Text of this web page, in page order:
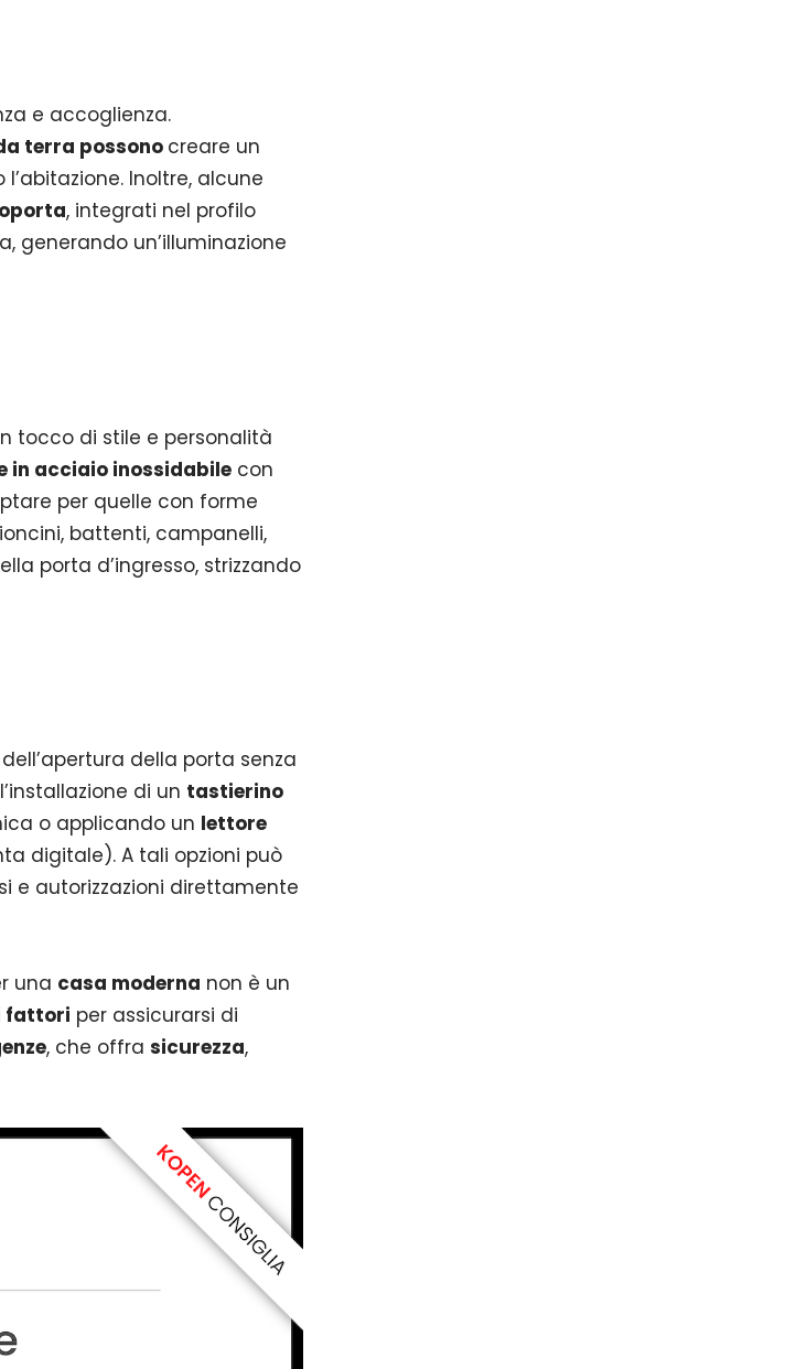
e accoglienza.
terra possono creare un
Inoltre, alcune
, integrati nel profilo
generando un’illuminazione
tocco di stile e personalità
in acciaio inossidabile con
per quelle con forme
battenti, campanelli,
porta d’ingresso, strizzando
della porta senza
di un tastierino
o applicando un lettore
digitale). A tali opzioni può
e autorizzazioni direttamente
una casa moderna non è un
fattori per assicurarsi di
, che offra sicurezza,